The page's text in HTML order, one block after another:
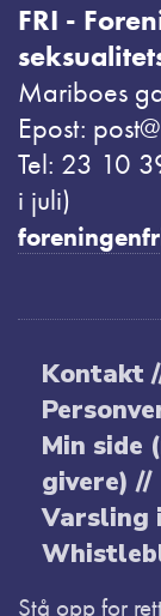
FRI -
Mariboes
Epost:
Tel: 23 10
i juli)
Kontakt
Min side
givere) //
Varsling
Stå opp for